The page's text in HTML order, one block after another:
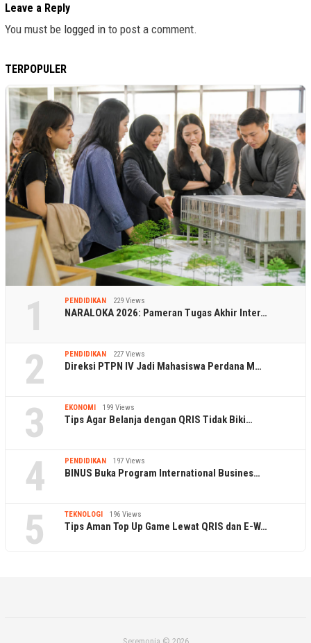
Leave a Reply
You must be logged in to post a comment.
TERPOPULER
1 PENDIDIKAN 229 Views
NARALOKA 2026: Pameran Tugas Akhir Inter…
2 PENDIDIKAN 227 Views
Direksi PTPN IV Jadi Mahasiswa Perdana M…
3 EKONOMI 199 Views
Tips Agar Belanja dengan QRIS Tidak Biki…
4 PENDIDIKAN 197 Views
BINUS Buka Program International Busines…
5 TEKNOLOGI 196 Views
Tips Aman Top Up Game Lewat QRIS dan E-W…